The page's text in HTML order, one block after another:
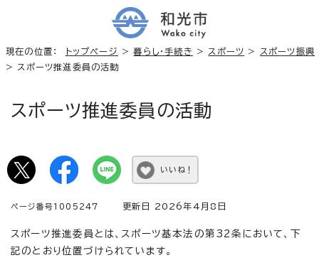
現在の位置： トップページ >暮らし・手続き > スポーツ > スポーツ振興
> スポーツ推進委員の活動
スポーツ推進委員の活動
いいね！
ページ番号1005247 更新日 2026年4月8日
スポーツ推進委員とは、スポーツ基本法の第32条において、下
記のとおり位置づけられています。